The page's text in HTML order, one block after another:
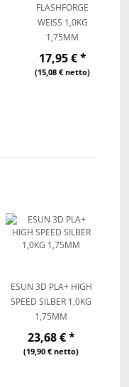
FLASHFORGE
WEISS 1,0KG 1
,75MM
17,95 €*
(15,08 € netto)
ESUN 3D PLA+ HIGH
SPEED SILBER 1,0KG
1,75MM
23,68 €*
(19,90 € netto)